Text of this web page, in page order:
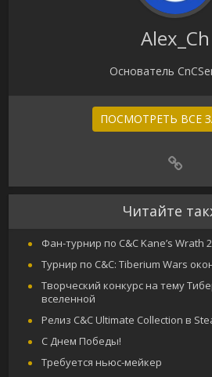
Alex_Ch
Основатель
ПОСМОТРЕТЬ ВСЕ
Читайте
Фан-турнир по C&C Kane’s Wrath
Турнир по C&C: Tiberium Wars
Творческий конкурс на тему
вселенной
Релиз C&C Ultimate Collection в
С Днем Победы!
Требуется ньюс-мейкер